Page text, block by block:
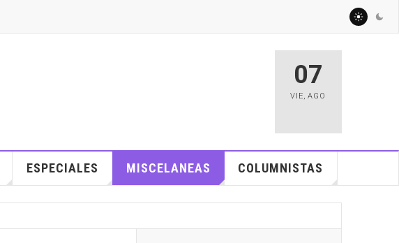
07
VIE,AGO
ESPECIALES MISCELANEAS COLUMNISTAS